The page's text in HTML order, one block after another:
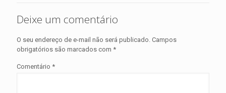
Deixe um comentário
O seu endereço de e-mail não será publicado. Campos
obrigatórios são marcados com *
Comentário *